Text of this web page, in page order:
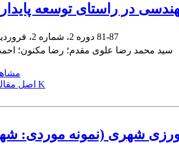
در راستای توسعه
81-87
سید محمد رضا علوی مقدم؛ رضا مکنون؛
اصل 695.26 K
شهری (نمونه موردی: